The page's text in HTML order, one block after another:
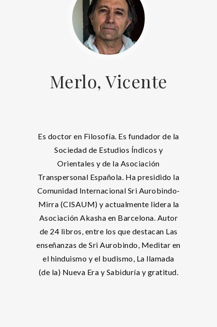
Merlo, Vicente
Es doctor en Filosofía. Es fundador de la
Sociedad de Estudios Índicos y
Orientales y de la Asociación
Transpersonal Española. Ha presidido la
Comunidad Internacional Sri Aurobindo-
Mirra (CISAUM) y actualmente lidera la
Asociación Akasha en Barcelona. Autor
de 24 libros, entre los que destacan Las
enseñanzas de Sri Aurobindo, Meditar en
el hinduismo y el budismo, La llamada
(de la) Nueva Era y Sabiduría y gratitud.